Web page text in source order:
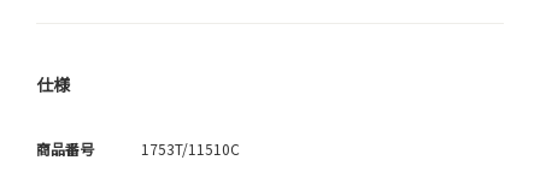
仕様
商品番号 1753T/11510C